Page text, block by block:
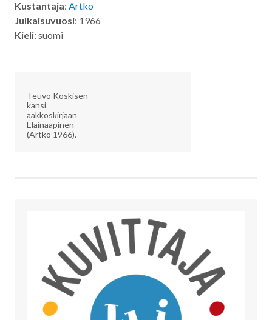
Kustantaja: Artko
Julkaisuvuosi: 1966
Kieli: suomi
Teuvo Koskisen
kansi
aakkoskirjaan
Eläinaapinen
(Artko 1966).